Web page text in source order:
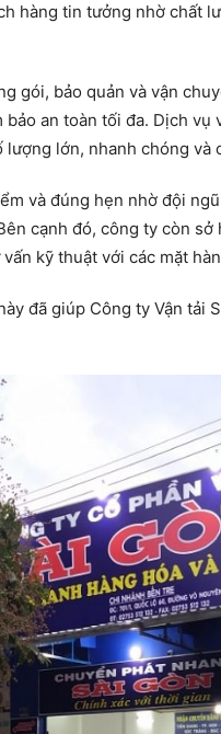
hàng tin tưởng nhờ chất
gói, bảo quản và vận
an toàn tối đa. Dịch vụ
lớn, nhanh chóng và
và đúng hẹn nhờ đội
cạnh đó, công ty còn
kỹ thuật với các mặt
đã giúp Công ty Vận tải